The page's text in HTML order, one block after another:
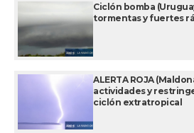
Ciclón bomba
tormentas y fuertes
ALERTA ROJA
actividades y
ciclón extratropical